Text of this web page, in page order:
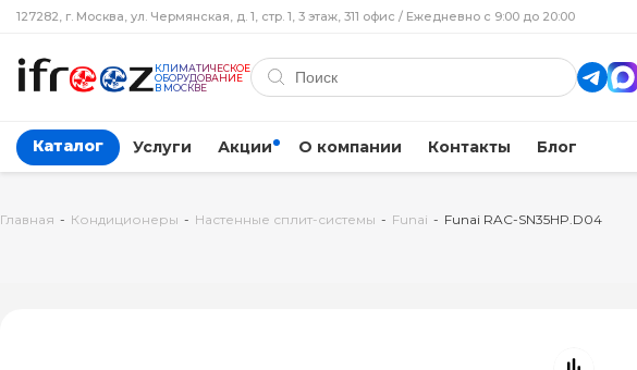
127282, г. Москва, ул. Чермянская, д. 1, стр. 1, 3 этаж, 311 офис / Ежедневно с 9:00 до 20:00
КЛИМАТИЧЕСКОЕ
ОБОРУДОВАНИЕ
В МОСКВЕ
Каталог Услуги Акции О компании Контакты Блог
Главная - Кондиционеры - Настенные сплит-системы - Funai - Funai RAC-SN35HP.D04